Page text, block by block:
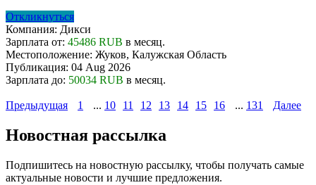
Откликнуться
Компания: Дикси
Зарплата от: 45486 RUB в месяц.
Местоположение: Жуков, Калужская Область
Публикация: 04 Aug 2026
Зарплата до: 50034 RUB в месяц.
Предыдущая 1 ... 10 11 12 13 14 15 16 ... 131 Далее
Новостная рассылка
Подпишитесь на новостную рассылку, чтобы получать самые
актуальные новости и лучшие предложения.